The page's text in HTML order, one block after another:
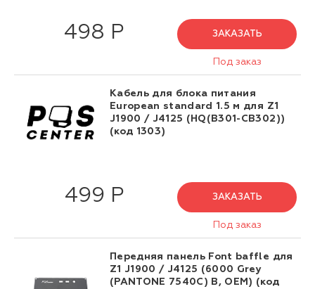
498 Р ЗАКАЗАТЬ
Под заказ
Кабель для блока питания
European standard 1.5 м для Z1
J1900 / J4125 (HQ(B301-CB302))
(код 1303)
499 Р ЗАКАЗАТЬ
Под заказ
Передняя панель Font baffle для
Z1 J1900 / J4125 (6000 Grey
(PANTONE 7540C) B, OEM) (код